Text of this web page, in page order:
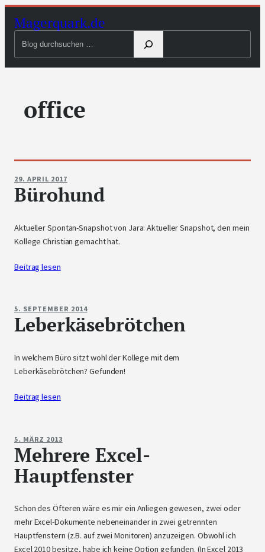
Zum
Inhalt
Magerquark.de
durchsuchen
office
29. APRIL 2017
Bürohund
Aktueller Spontan-Snapshot von Jara: Aktueller Snapshot, den mein
Kollege Christian gemacht hat.
Beitrag lesen
5. SEPTEMBER 2014
Leberkäsebrötchen
In welchem Büro sitzt wohl der Kollege mit dem
Leberkäsebrötchen? Gefunden!
Beitrag lesen
5. MÄRZ 2013
Mehrere Excel-
Hauptfenster
Schon des Öfteren wäre es mir ein Anliegen gewesen, zwei oder
mehr Excel-Dokumente nebeneinander in zwei getrennten
Hauptfenstern (z.B. auf zwei Monitoren) anzuzeigen. Obwohl ich
Excel 2010 besitze, habe ich keine Option gefunden. (In Excel 2013